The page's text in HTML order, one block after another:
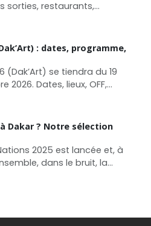
sorties, restaurants,
à Dakar et au Sénégal.
: dates, programme,
(Dak’Art) se tiendra du 19
2026. Dates, lieux, OFF,
séjour culturel à Dakar.
Dakar ? Notre sélection
2025 est lancée et, à
dans le bruit, la
écrans géants, rooftops